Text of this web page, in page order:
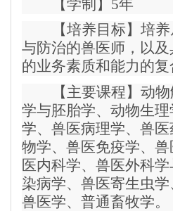
【学制】5年
【培养目标】培
与防治的兽医师，以
的业务素质和能力的复
【主要课程】动
学与胚胎学、动物生
学、兽医病理学、兽
物学、兽医免疫学、
医内科学、兽医外科
染病学、兽医寄生虫
兽医学、普通畜牧学。